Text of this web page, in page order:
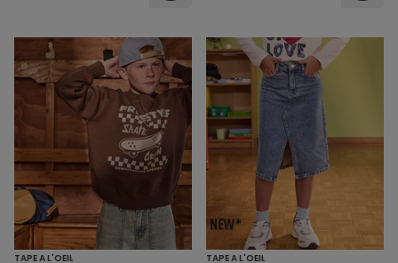
TAPE A L'OEIL TAPE A L'OEIL